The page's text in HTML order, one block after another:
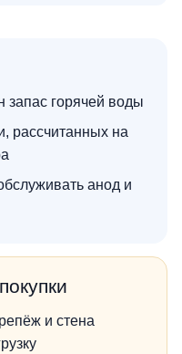
запас горячей воды
рассчитанных на
анод и
и стена